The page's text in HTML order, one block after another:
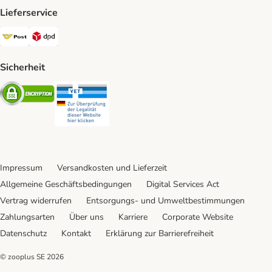
Lieferservice
Österreichische Post Shipping Method
Sicherheit
Security
Impressum
Versandkosten und Lieferzeit
Allgemeine Geschäftsbedingungen
Digital Services Act
Vertrag widerrufen
Entsorgungs- und Umweltbestimmungen
Zahlungsarten
Über uns Karriere
Corporate Website
Datenschutz
Kontakt Erklärung zur Barrierefreiheit
© zooplus SE 2026